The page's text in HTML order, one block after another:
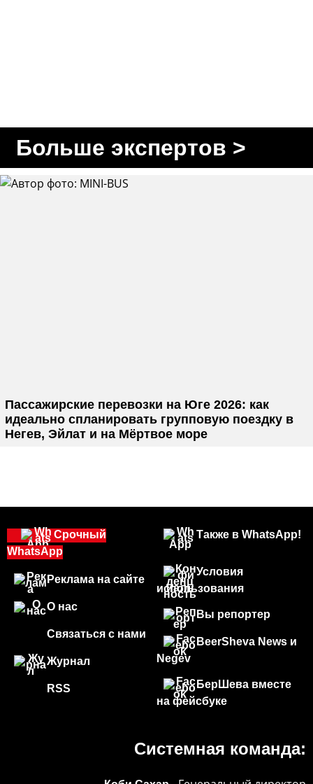
Больше экспертов >
Пассажирские перевозки на Юге 2026: как
идеально спланировать групповую поездку в
Негев, Эйлат и на Мёртвое море
Также в WhatsApp!
Условия
использования
Вы репортер
BeerSheva News и
Negev
БерШева вместе
на фейсбуке
Срочный
WhatsApp
Реклама на сайте
О нас
Связаться с нами
Журнал
RSS
Системная команда: